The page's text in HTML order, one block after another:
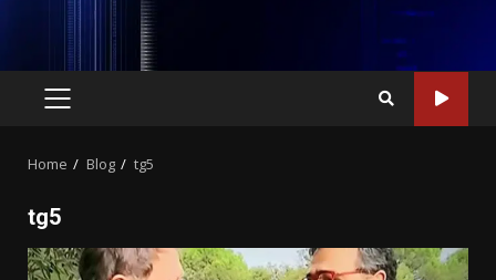
PRIMARY
Home Blog tg5
tg5